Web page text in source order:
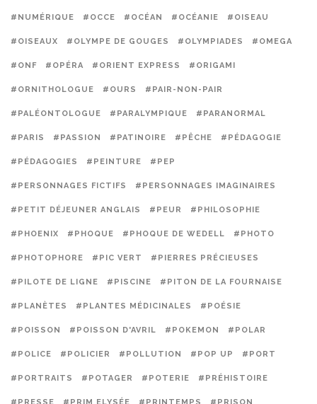
#NUMÉRIQUE #OCCE #OCÉAN #OCÉANIE #OISEAU
#OISEAUX #OLYMPE DE GOUGES #OLYMPIADES #OMEGA
#ONF #OPÉRA #ORIENT EXPRESS #ORIGAMI
#ORNITHOLOGUE #OURS #PAIR-NON-PAIR
#PALÉONTOLOGUE #PARALYMPIQUE #PARANORMAL
#PARIS #PASSION #PATINOIRE #PÊCHE #PÉDAGOGIE
#PÉDAGOGIES #PEINTURE #PEP
#PERSONNAGES FICTIFS #PERSONNAGES IMAGINAIRES
#PETIT DÉJEUNER ANGLAIS #PEUR #PHILOSOPHIE
#PHOENIX #PHOQUE #PHOQUE DE WEDELL #PHOTO
#PHOTOPHORE #PIC VERT #PIERRES PRÉCIEUSES
#PILOTE DE LIGNE #PISCINE #PITON DE LA FOURNAISE
#PLANÈTES #PLANTES MÉDICINALES #POÉSIE
#POISSON #POISSON D'AVRIL #POKEMON #POLAR
#POLICE #POLICIER #POLLUTION #POP UP #PORT
#PORTRAITS #POTAGER #POTERIE #PRÉHISTOIRE